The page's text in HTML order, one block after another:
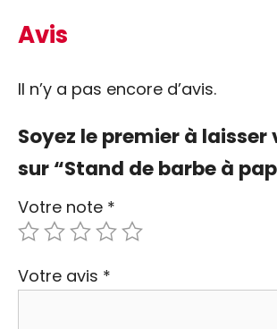
Avis
Il n’y a pas encore d’avis.
Soyez le premier à
sur “Stand de barbe à
Votre note *
Votre avis *